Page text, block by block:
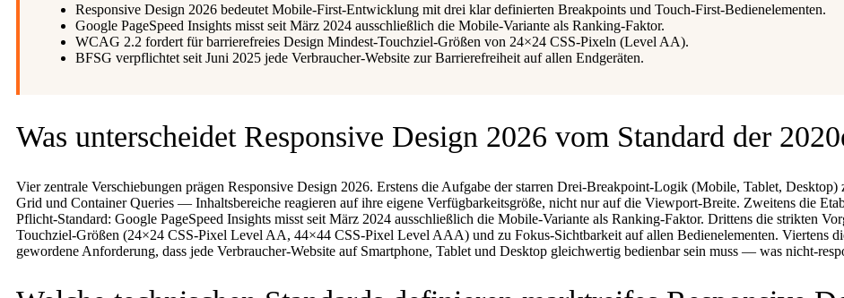
Responsive Design 2026 bedeutet Mobile-First-Entwicklung mit drei klar definierten Breakpoints und Touch-First-Bedienelementen.
Google PageSpeed Insights misst seit März 2024 ausschließlich die Mobile-Variante als Ranking-Faktor.
WCAG 2.2 fordert für barrierefreies Design Mindest-Touchziel-Größen von 24×24 CSS-Pixeln (Level AA).
BFSG verpflichtet seit Juni 2025 jede Verbraucher-Website zur Barrierefreiheit auf allen Endgeräten.
Was unterscheidet Responsive Design 2026 vom Standard der
Vier zentrale Verschiebungen prägen Responsive Design 2026. Erstens die Aufgabe der starren Drei-Breakpoint-Logik (Mobile, Tablet,
Grid und Container Queries — Inhaltsbereiche reagieren auf ihre eigene Verfügbarkeitsgröße, nicht nur auf die Viewport-Breite. Zweitens die
Pflicht-Standard: Google PageSpeed Insights misst seit März 2024 ausschließlich die Mobile-Variante als Ranking-Faktor. Drittens die strikten
Touchziel-Größen (24×24 CSS-Pixel Level AA, 44×44 CSS-Pixel Level AAA) und zu Fokus-Sichtbarkeit auf allen Bedienelementen. Viertens
gewordene Anforderung, dass jede Verbraucher-Website auf Smartphone, Tablet und Desktop gleichwertig bedienbar sein muss — was nicht-